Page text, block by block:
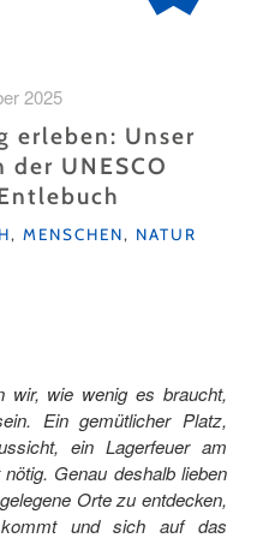
2025
erleben: Unser
UNESCO
, MENSCHEN, NATUR
wir, wie wenig es braucht,
Ein gemütlicher Platz,
ein Lagerfeuer am
Genau deshalb lieben
Orte zu entdecken,
und sich auf das